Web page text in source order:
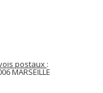
postaux :
MARSEILLE